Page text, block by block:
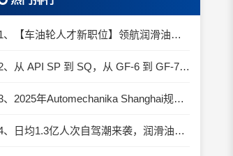
1、【车油轮人才新职位】领航润滑油优质职位招聘
2、从 API SP 到 SQ，从 GF-6 到 GF-7：润滑油技术壁垒再升高，你准备好了吗？
3、2025年Automechanika Shanghai规模再度扩大：首次启用国家会展中心（上海）全部15个展馆
4、日均1.3亿人次自驾潮来袭，润滑油行业解锁增长新密码​